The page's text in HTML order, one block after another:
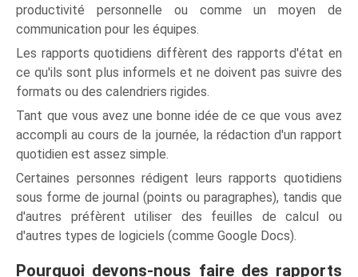
productivité personnelle ou comme un moyen de
communication pour les équipes.
Les rapports quotidiens diffèrent des rapports d'état en
ce qu'ils sont plus informels et ne doivent pas suivre des
formats ou des calendriers rigides.
Tant que vous avez une bonne idée de ce que vous avez
accompli au cours de la journée, la rédaction d'un rapport
quotidien est assez simple.
Certaines personnes rédigent leurs rapports quotidiens
sous forme de journal (points ou paragraphes), tandis que
d'autres préfèrent utiliser des feuilles de calcul ou
d'autres types de logiciels (comme Google Docs).
Pourquoi devons-nous faire des rapports